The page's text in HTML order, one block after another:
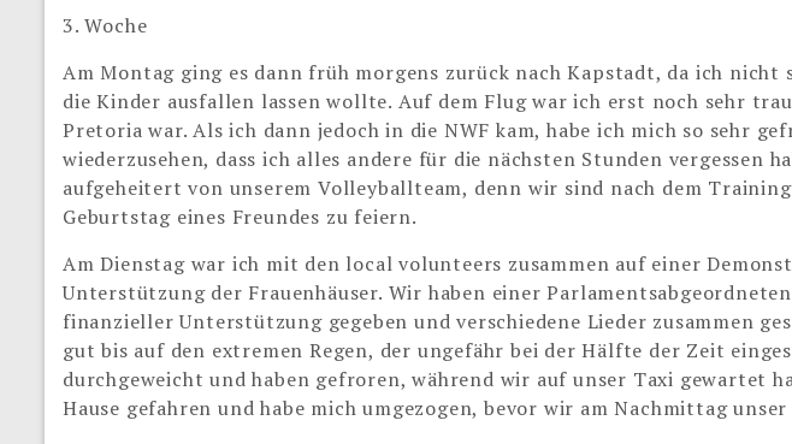
3. Woche
Am Montag ging es dann früh morgens zurück nach Kapstadt, da ich
die Kinder ausfallen lassen wollte. Auf dem Flug war ich erst noch sehr
Pretoria war. Als ich dann jedoch in die NWF kam, habe ich mich so sehr
wiederzusehen, dass ich alles andere für die nächsten Stunden vergessen
aufgeheitert von unserem Volleyballteam, denn wir sind nach dem
Geburtstag eines Freundes zu feiern.
Am Dienstag war ich mit den local volunteers zusammen auf einer
Unterstützung der Frauenhäuser. Wir haben einer
finanzieller Unterstützung gegeben und verschiedene Lieder zusammen
gut bis auf den extremen Regen, der ungefähr bei der Hälfte der Zeit
durchgeweicht und haben gefroren, während wir auf unser Taxi gewartet
Hause gefahren und habe mich umgezogen, bevor wir am Nachmittag